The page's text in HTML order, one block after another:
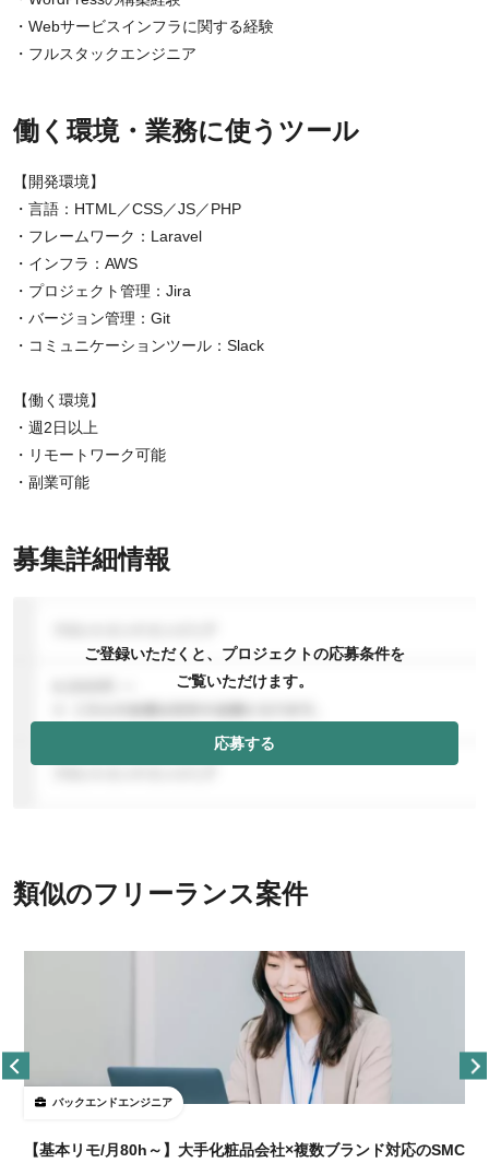
・Webサービスインフラに関する経験
・フルスタックエンジニア
働く環境・業務に使うツール
【開発環境】
・言語：HTML／CSS／JS／PHP
・フレームワーク：Laravel
・インフラ：AWS
・プロジェクト管理：Jira
・バージョン管理：Git
・コミュニケーションツール：Slack
【働く環境】
・週2日以上
・リモートワーク可能
・副業可能
募集詳細情報
ご登録いただくと、プロジェクトの応募条件を
ご覧いただけます。
応募する
類似のフリーランス案件
バックエンドエンジニア
【基本リモ/月80h～】大手化粧品会社×複数ブランド対応のSMC